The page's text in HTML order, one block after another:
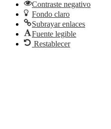
Contraste negativo
Fondo claro
Subrayar enlaces
Fuente legible
Restablecer